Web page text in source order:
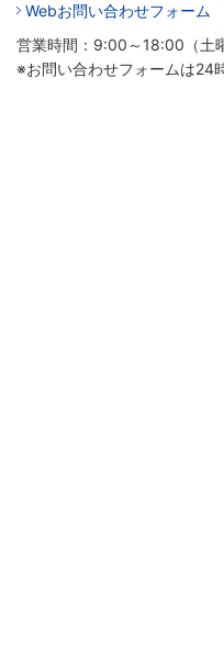
Webお問い合わせフォーム
営業時間：9:00～18:00（土
※お問い合わせフォームは24